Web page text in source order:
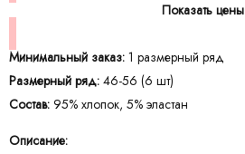
Показать цены
Минимальный заказ: 1 размерный ряд
Размерный ряд: 46-56 (6 шт)
Состав: 95% хлопок, 5% эластан
Описание: